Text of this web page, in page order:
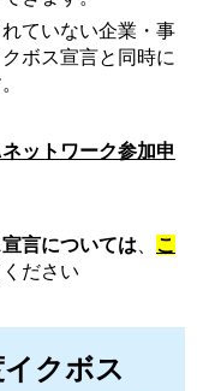
ていない企業・事
ボス宣言と同時に
ットワーク参加申
言については
こ
ださい
クボス